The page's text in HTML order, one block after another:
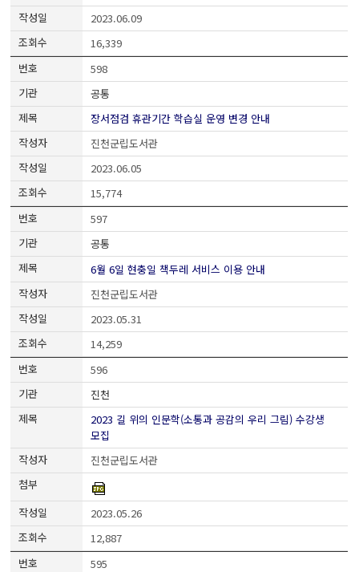
2023.06.09
16,339
598
공통
장서점검 휴관기간 학습실 운영 변경 안내
진천군립도서관
2023.06.05
15,774
597
공통
6월 6일 현충일 책두레 서비스 이용 안내
진천군립도서관
2023.05.31
14,259
596
진천
2023 길 위의 인문학(소통과 공감의 우리 그림) 수강생
모집
진천군립도서관
2023.05.26
12,887
595